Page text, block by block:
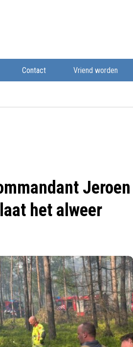
Contact Vriend worden
Jeroen
het alweer